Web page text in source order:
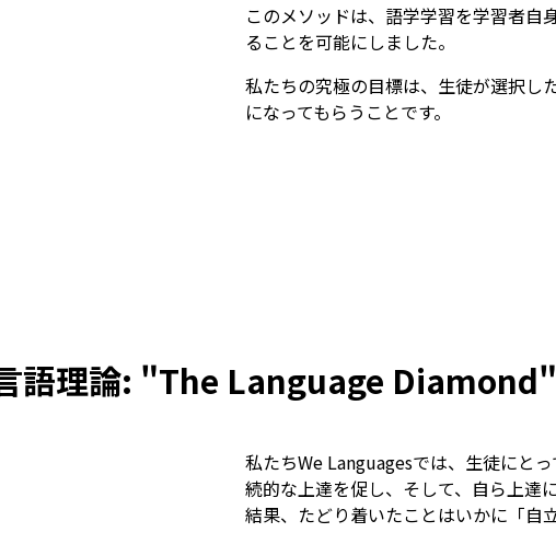
このメソッドは、語学学習を学習者自
ることを可能にしました。
私たちの究極の目標は、生徒が選択し
になってもらうことです。
語理論: "The Language Diamond"
私たちWe Languagesでは、生徒にと
続的な上達を促し、そして、自ら上達
結果、たどり着いたことはいかに「自